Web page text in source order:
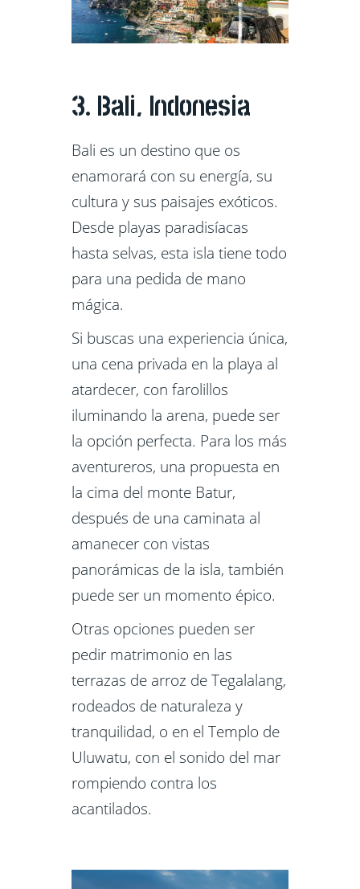
3. Bali, Indonesia
Bali es un destino que os
enamorará con su energía, su
cultura y sus paisajes exóticos.
Desde playas paradisíacas
hasta selvas, esta isla tiene todo
para una pedida de mano
mágica.
Si buscas una experiencia única,
una cena privada en la playa al
atardecer, con farolillos
iluminando la arena, puede ser
la opción perfecta. Para los más
aventureros, una propuesta en
la cima del monte Batur,
después de una caminata al
amanecer con vistas
panorámicas de la isla, también
puede ser un momento épico.
Otras opciones pueden ser
pedir matrimonio en las
terrazas de arroz de Tegalalang,
rodeados de naturaleza y
tranquilidad, o en el Templo de
Uluwatu, con el sonido del mar
rompiendo contra los
acantilados.